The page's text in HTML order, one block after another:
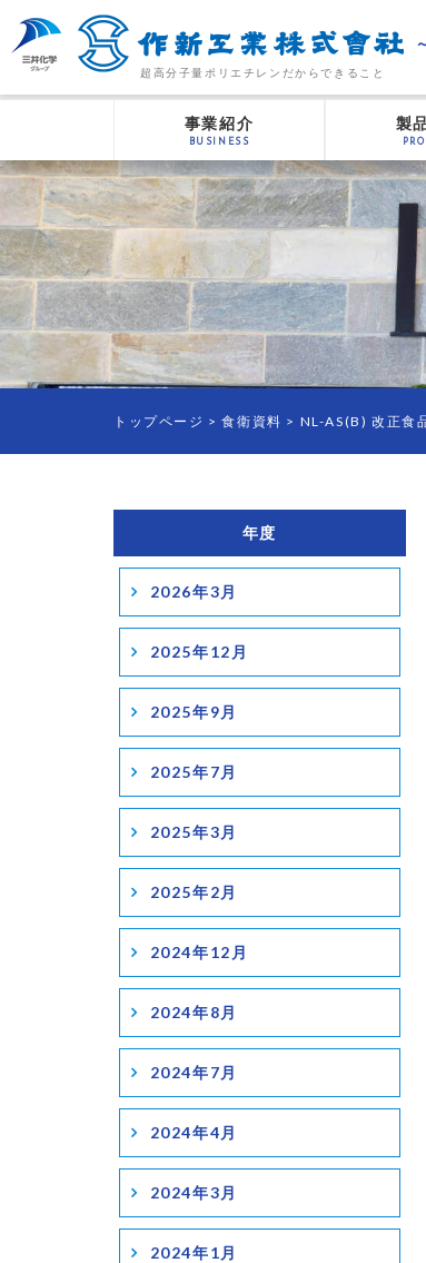
超高分子量ポリエチレンだからできること
事業紹介
BUSINESS
製
トップページ > 食衛資料 > NL-AS(B) 改正食
年度
2026年3月
2025年12月
2025年9月
2025年7月
2025年3月
2025年2月
2024年12月
2024年8月
2024年7月
2024年4月
2024年3月
2024年1月